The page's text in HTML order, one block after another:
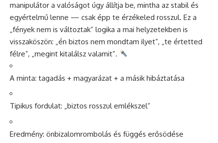
manipulátor a valóságot úgy állítja be, mintha az stabil és
egyértelmű lenne — csak épp te érzékeled rosszul. Ez a
„fények nem is változtak” logika a mai helyzetekben is
visszaköszön: „én biztos nem mondtam ilyet”, „te értetted
félre”, „megint kitalálsz valamit”.
A minta: tagadás + magyarázat + a másik hibáztatása
Tipikus fordulat: „biztos rosszul emlékszel”
Eredmény: önbizalomrombolás és függés erősödése